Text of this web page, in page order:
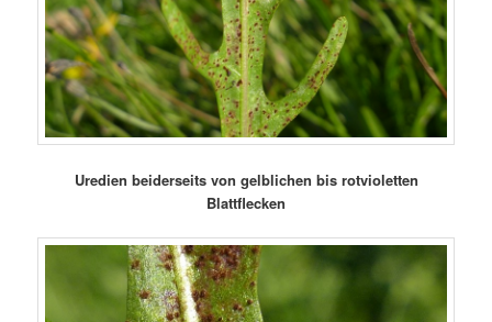
Uredien beiderseits von gelblichen bis rotvioletten
Blattflecken